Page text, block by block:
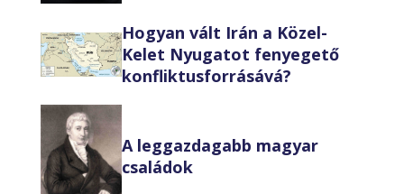
Hogyan vált Irán a Közel-
Kelet Nyugatot fenyegető
konfliktusforrásává?
A leggazdagabb magyar
családok